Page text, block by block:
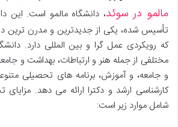
مالمو در سوئد
تأسیس شده، یکی از جدیدترین و مدرن ترین
که رویکردی عمل گرا و بین المللی دارد.
مختلفی از جمله هنر و ارتباطات، بهداشت و
و جامعه، و آموزش، برنامه های تحصیلی
کارشناسی ارشد و دکترا ارائه می دهد.
شامل موارد زیر است: